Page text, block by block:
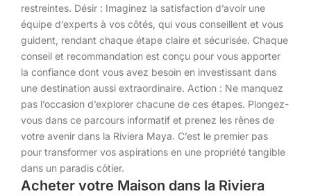
restreintes. Désir : Imaginez la satisfaction d’avoir une
équipe d’experts à vos côtés, qui vous conseillent et vous
guident, rendant chaque étape claire et sécurisée. Chaque
conseil et recommandation est conçu pour vous apporter
la confiance dont vous avez besoin en investissant dans
une destination aussi extraordinaire. Action : Ne manquez
pas l’occasion d’explorer chacune de ces étapes. Plongez-
vous dans ce parcours informatif et prenez les rênes de
votre avenir dans la Riviera Maya. C’est le premier pas
pour transformer vos aspirations en une propriété tangible
dans un paradis côtier.
Acheter votre Maison dans la Riviera